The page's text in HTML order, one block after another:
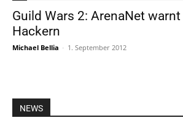
Guild Wars 2: ArenaNet
Hackern
Michael Bellia - 1. September 2012
NEWS